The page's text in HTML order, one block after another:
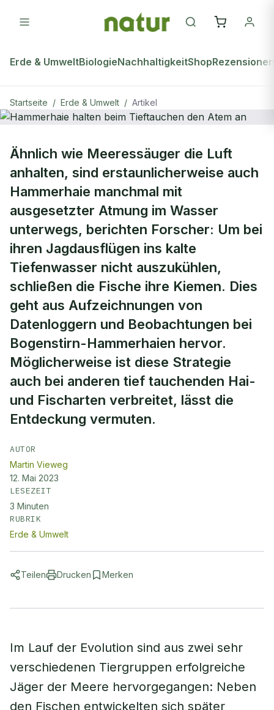
Erde & UmweltBiologieNachhaltigkeitShopRezensionen
Startseite / Erde & Umwelt / Artikel
ERDE & UMWELT
Hammerhaie halten beim
Tieftauchen den Atem an
Ähnlich wie Meeressäuger die Luft
anhalten, sind erstaunlicherweise auch
Hammerhaie manchmal mit
ausgesetzter Atmung im Wasser
unterwegs, berichten Forscher: Um bei
ihren Jagdausflügen ins kalte
Tiefenwasser nicht auszukühlen,
schließen die Fische ihre Kiemen. Dies
geht aus Aufzeichnungen von
Datenloggern und Beobachtungen bei
Bogenstirn-Hammerhaien hervor.
Möglicherweise ist diese Strategie
auch bei anderen tief tauchenden Hai-
und Fischarten verbreitet, lässt die
Entdeckung vermuten.
AUTOR
Martin Vieweg
12. Mai 2023
LESEZEIT
3 Minuten
RUBRIK
Erde & Umwelt
Teilen Drucken Merken
Im Lauf der Evolution sind aus zwei sehr
verschiedenen Tiergruppen erfolgreiche
Jäger der Meere hervorgegangen: Neben
den Fischen entwickelten sich später